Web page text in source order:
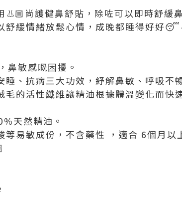
👃🏼尚護健鼻舒貼，除咗可以即時舒緩
舒緩情緒放鬆心情，成晚都睡得好好
鼻敏感嘅困擾。
睡、抗病三大功效，紓解鼻敏、呼吸不
毛的活性纖維讓精油根據體溫變化而快
天然精油。
等易敏成份，不含藥性 ，適合 6個月以